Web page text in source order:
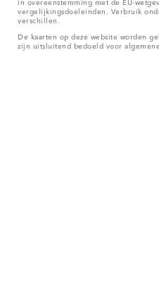
vergelijkingsdoeleinden. Verbruik
verschillen.
De kaarten op deze website worden
zijn uitsluitend bedoeld voor